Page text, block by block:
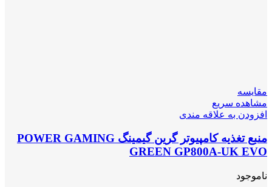
مقایسه
مشاهده سریع
افزودن به علاقه مندی
منبع تغذیه کامپیوتر گرین گیمینگ POWER GAMING
GREEN GP800A-UK EVO
ناموجود